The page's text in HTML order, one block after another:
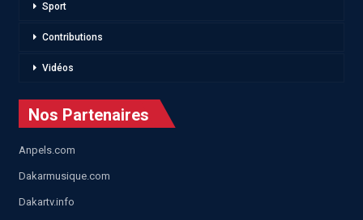
Sport
Contributions
Vidéos
Nos Partenaires
Anpels.com
Dakarmusique.com
Dakartv.info